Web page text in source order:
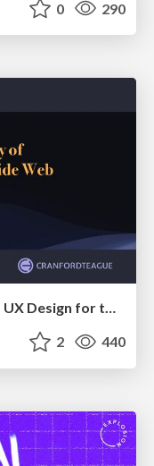
0 290
A brief & incomplete history of UX Design for the World Wide Web: 1989–2019
2 440